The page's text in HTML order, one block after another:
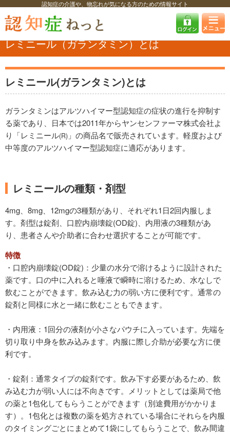
認知症の介護や、物忘れが気になる方のための情報サイト
認知症ねっと 認知症を知る 認知症の薬
レミニール（ガランタミン）
とは
レミニール（ガランタミン）とは
レミニール(ガランタミン)とは
ガランタミンはアルツハイマー型認知症の症状の進行を抑制す
る薬であり、日本では2011年からヤンセンファーマ株式会社よ
り「レミニール(R) 」の商品名で販売されています。軽度および
中等度のアルツハイマー型認知症に適応があります。
レミニールの種類・剤型
4mg、8mg、12mgの3種類があり、それぞれ1日2回内服しま
す。剤型は錠剤、口腔内崩壊錠(OD錠)、内用液の3種類があ
り、患者さんや介助者に合わせ選択することが可能です。
特徴
・口腔内崩壊錠(OD錠)：少量の水分で溶けるように設計された
薬です。口の中に入れると唾液で瞬時に溶けるため、水なしで
飲むことができます。飲み込む力の弱い方に便利です。通常の
錠剤と同様に水と一緒に飲むこともできます。
・内用液：1回分の液剤が小さなパウチに入っています。先端を
切り取り中身を飲み込みます。内服に際し介助が必要な方に便
利です。
・錠剤：通常タイプの錠剤です。飲み下す必要があるため、飲
み込む力が弱い人には不向きです。メリットとしては薬局で他
の薬と1包化してもらうことができます（別途費用がかかりま
す）。1包化とは複数の薬を処方されている場合にそれらを内服
のタイミングごとにまとめて1袋にしてもらうことで、飲み間違